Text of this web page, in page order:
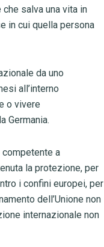
salva una vita in
in cui quella persona
da uno
all’interno
o vivere
Germania.
a
la protezione, per
i confini europei, per
dell’Unione non
internazionale non